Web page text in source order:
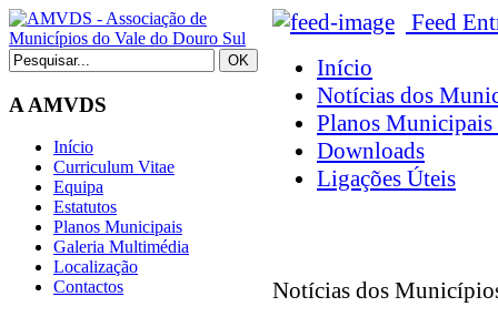
A AMVDS
Início
Curriculum Vitae
Equipa
Estatutos
Planos Municipais
Galeria Multimédia
Localização
Contactos
Feed
Início
Notícias dos
Planos Municipais
Downloads
Ligações Úteis
Notícias dos